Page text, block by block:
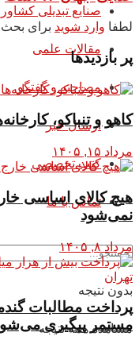
صنایع تبدیلی
مقالات علمی
مصاحبه و گفتگو
ارسال خبر
کتب تخصصی
تماس با ما
بدون نتیجه
مشاهده همه نتیجه
لطفا وارد شوید برای بحث
پر بازدیدها
کاهو و تنباکو،
مرداد ۱۵, ۱۴۰۵
هیچ کالای اساسی
نمی‌شود
مرداد ۸, ۱۴۰۵
پرداخت مطالبات
مستمر پیگیری